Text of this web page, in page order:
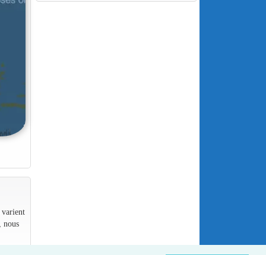
varient
nous